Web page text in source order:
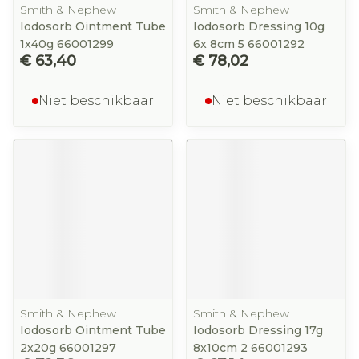
Smith & Nephew
Iodosorb Ointment Tube
1x40g 66001299
€ 63,40
Niet beschikbaar
Smith & Nephew
Iodosorb Dressing 10g
6x 8cm 5 66001292
€ 78,02
Niet beschikbaar
Smith & Nephew
Iodosorb Ointment Tube
2x20g 66001297
Smith & Nephew
Iodosorb Dressing 17g
8x10cm 2 66001293